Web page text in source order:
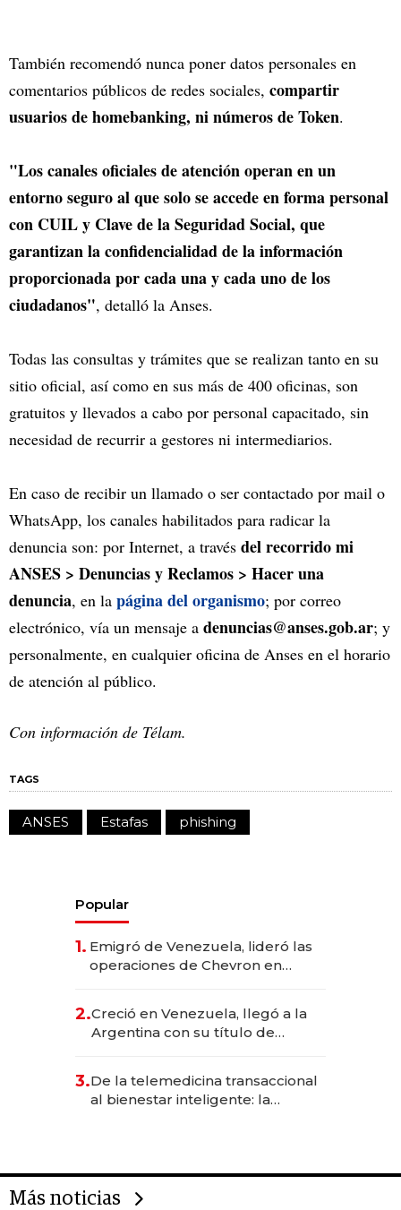
También recomendó nunca poner datos personales en
comentarios públicos de redes sociales, compartir
usuarios de homebanking, ni números de Token.
"Los canales oficiales de atención operan en un
entorno seguro al que solo se accede en forma personal
con CUIL y Clave de la Seguridad Social, que
garantizan la confidencialidad de la información
proporcionada por cada una y cada uno de los
ciudadanos", detalló la Anses.
Todas las consultas y trámites que se realizan tanto en su
sitio oficial, así como en sus más de 400 oficinas, son
gratuitos y llevados a cabo por personal capacitado, sin
necesidad de recurrir a gestores ni intermediarios.
En caso de recibir un llamado o ser contactado por mail o
WhatsApp, los canales habilitados para radicar la
denuncia son: por Internet, a través del recorrido mi
ANSES > Denuncias y Reclamos > Hacer una
denuncia, en la página del organismo; por correo
electrónico, vía un mensaje a denuncias@anses.gob.ar; y
personalmente, en cualquier oficina de Anses en el horario
de atención al público.
Con información de Télam.
TAGS
ANSES Estafas phishing
Popular
1. Emigró de Venezuela, lideró las
operaciones de Chevron en
2.Creció en Venezuela, llegó a la
Argentina con su título de
las marcas "fast premium"
3.De la telemedicina transaccional
al bienestar inteligente: la
Más noticias